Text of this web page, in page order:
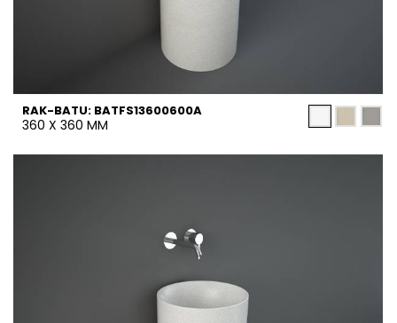
RAK-BATU: BATFS13600600A
360 X 360 MM